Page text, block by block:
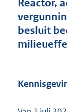
Reactor,
besluit